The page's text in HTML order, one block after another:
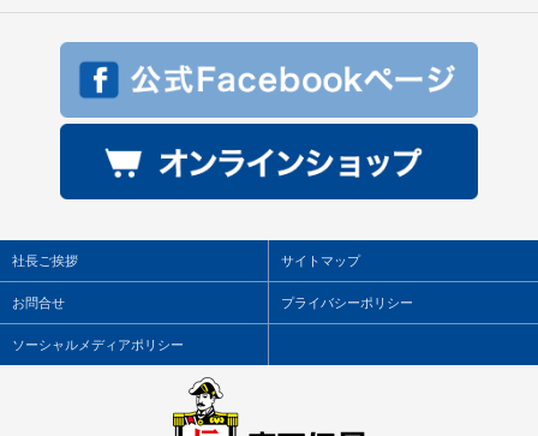
社長ご挨拶 サイトマップ
お問合せ プライバシーポリシー
ソーシャルメディアポリシー